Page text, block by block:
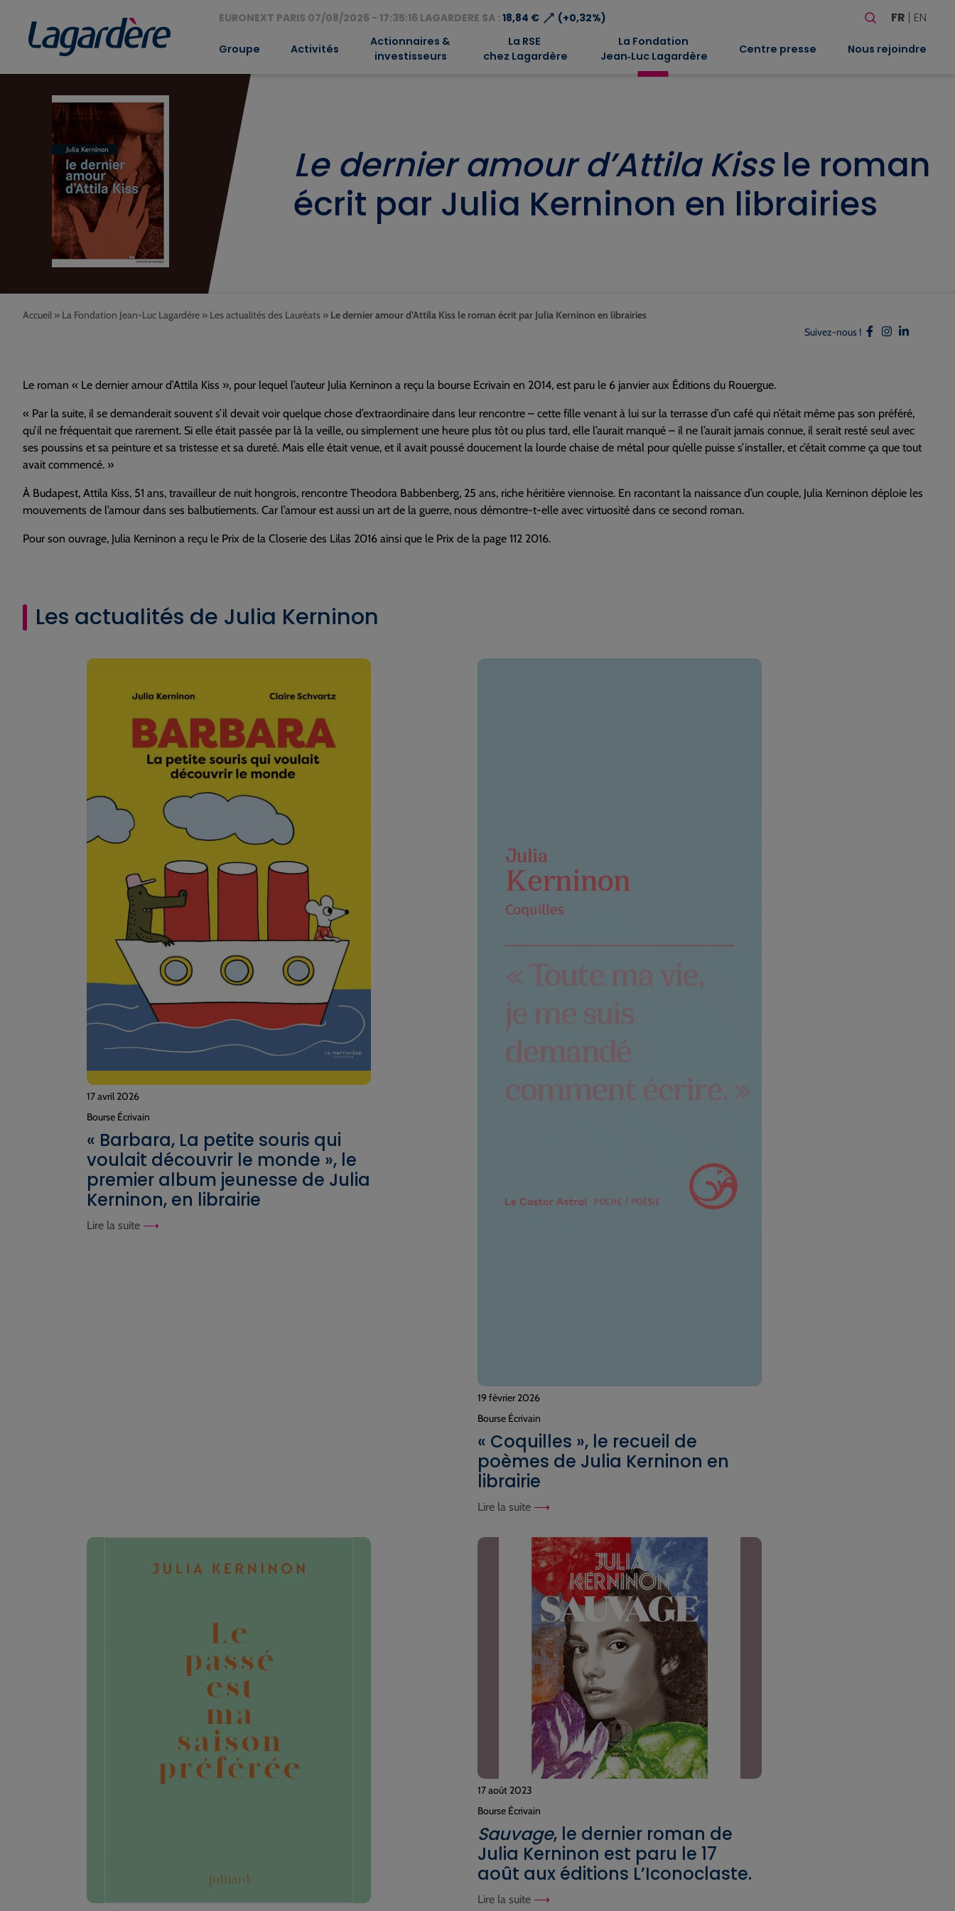
EURONEXT PARIS 07/08/2026 - 17:35:16 LAGARDERE SA : 18,84 €⟶ (+0,32%)
Rechercher
FR EN
Groupe Activités
Actionnaires &
investisseurs
La RSE
chez Lagardère
La Fondation
Jean‑Luc Lagardère
Centre presse Nous rejoindre
Le dernier amour d’Attila Kissle roman
écrit par Julia Kerninon en librairies
Accueil » La Fondation Jean-Luc Lagardère » Les actualités des Lauréats » Le dernier amour d’Attila Kiss le roman écrit par Julia Kerninon en librairies
Suivez-nous !
Le roman « Le dernier amour d’Attila Kiss », pour lequel l’auteur Julia Kerninon a reçu la bourse Ecrivain en 2014, est paru le 6 janvier aux Éditions du Rouergue.
« Par la suite, il se demanderait souvent s’il devait voir quelque chose d’extraordinaire dans leur rencontre – cette fille venant à lui sur la terrasse d’un café qui n’était même pas son préféré,
qu’il ne fréquentait que rarement. Si elle était passée par là la veille, ou simplement une heure plus tôt ou plus tard, elle l’aurait manqué – il ne l’aurait jamais connue, il serait resté seul avec
ses poussins et sa peinture et sa tristesse et sa dureté. Mais elle était venue, et il avait poussé doucement la lourde chaise de métal pour qu’elle puisse s’installer, et c’était comme ça que tout
avait commencé. »
À Budapest, Attila Kiss, 51 ans, travailleur de nuit hongrois, rencontre Theodora Babbenberg, 25 ans, riche héritière viennoise. En racontant la naissance d’un couple, Julia Kerninon déploie les
mouvements de l’amour dans ses balbutiements. Car l’amour est aussi un art de la guerre, nous démontre-t-elle avec virtuosité dans ce second roman.
Pour son ouvrage, Julia Kerninon a reçu le Prix de la Closerie des Lilas 2016 ainsi que le Prix de la page 112 2016.
Les actualités de Julia Kerninon
17 avril 2026
Bourse Écrivain
« Barbara, La petite souris qui
voulait découvrir le monde », le
premier album jeunesse de Julia
Kerninon, en librairie
Lire la suite
19 février 2026
Bourse Écrivain
« Coquilles », le recueil de
poèmes de Julia Kerninon en
librairie
Lire la suite
17 août 2023
Bourse Écrivain
Sauvage, le dernier roman de
Julia Kerninon est paru le 17
août aux éditions L’Iconoclaste.
Lire la suite